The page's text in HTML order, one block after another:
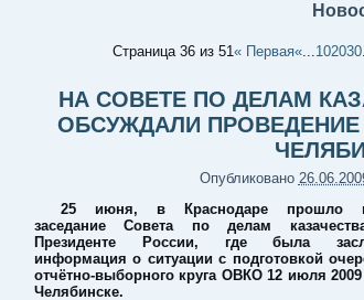
Страница 36 из 51« Первая«...102030
НА СОВЕТЕ ПО ДЕЛАМ
ОБСУЖДАЛИ ПРОВЕДЕНИЕ
Опубликовано
25 июня, в Краснодаре прошло
заседание Совета по делам
Президенте России, где была
информация о ситуации с подготовкой
отчётно-выборного круга ОВКО 12 июля 2009
Челябинске.